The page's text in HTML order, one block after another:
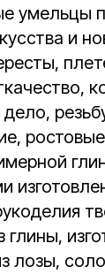
умельцы
и
лозы,